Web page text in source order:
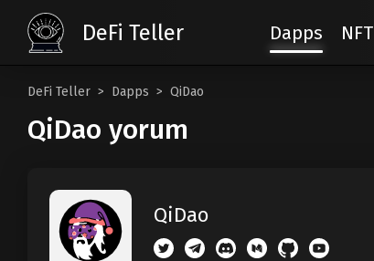
DeFi Teller Dapps QiDao
QiDao yorum
QiDao
DeFi Teller Dapps NFT